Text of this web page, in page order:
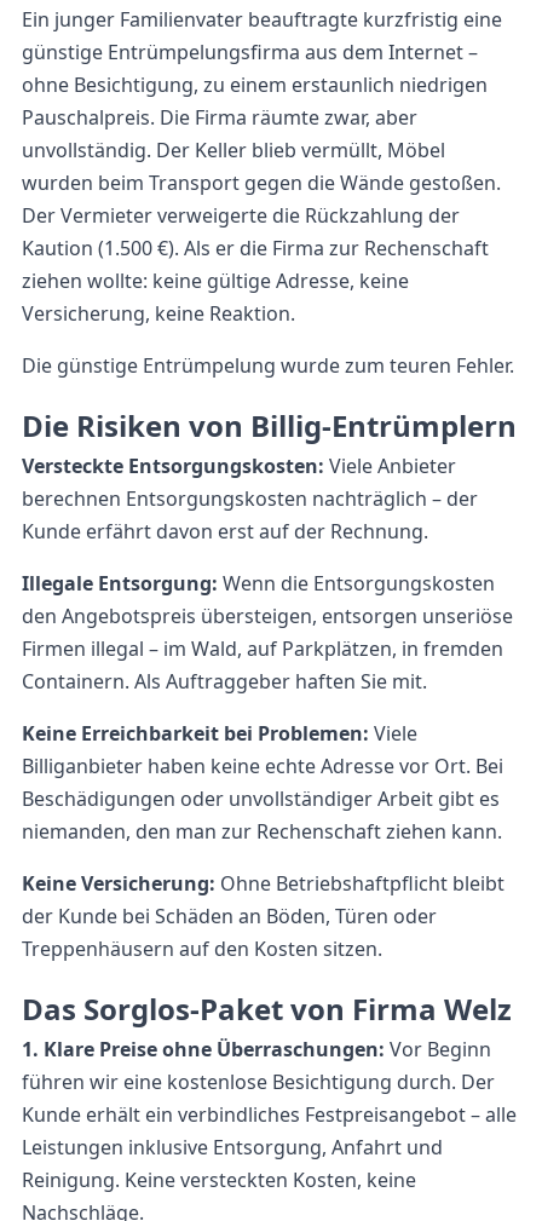
Ein junger Familienvater beauftragte kurzfristig eine
günstige Entrümpelungsfirma aus dem Internet –
ohne Besichtigung, zu einem erstaunlich niedrigen
Pauschalpreis. Die Firma räumte zwar, aber
unvollständig. Der Keller blieb vermüllt, Möbel
wurden beim Transport gegen die Wände gestoßen.
Der Vermieter verweigerte die Rückzahlung der
Kaution (1.500 €). Als er die Firma zur Rechenschaft
ziehen wollte: keine gültige Adresse, keine
Versicherung, keine Reaktion.
Die günstige Entrümpelung wurde zum teuren Fehler.
Die Risiken von Billig-Entrümplern
Versteckte Entsorgungskosten: Viele Anbieter
berechnen Entsorgungskosten nachträglich – der
Kunde erfährt davon erst auf der Rechnung.
Illegale Entsorgung: Wenn die Entsorgungskosten
den Angebotspreis übersteigen, entsorgen unseriöse
Firmen illegal – im Wald, auf Parkplätzen, in fremden
Containern. Als Auftraggeber haften Sie mit.
Keine Erreichbarkeit bei Problemen: Viele
Billiganbieter haben keine echte Adresse vor Ort. Bei
Beschädigungen oder unvollständiger Arbeit gibt es
niemanden, den man zur Rechenschaft ziehen kann.
Keine Versicherung: Ohne Betriebshaftpflicht bleibt
der Kunde bei Schäden an Böden, Türen oder
Treppenhäusern auf den Kosten sitzen.
Das Sorglos-Paket von Firma Welz
1. Klare Preise ohne Überraschungen: Vor Beginn
führen wir eine kostenlose Besichtigung durch. Der
Kunde erhält ein verbindliches Festpreisangebot – alle
Leistungen inklusive Entsorgung, Anfahrt und
Reinigung. Keine versteckten Kosten, keine
Nachschläge.